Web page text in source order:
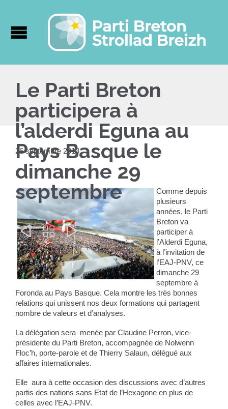
Le Parti Breton
participera à
l’alderdi Eguna au
Pays Basque le
dimanche 29
septembre
  
26 septembre 2013
Comme depuis
plusieurs
années, le Parti
Breton va
participer à
l’Alderdi Eguna,
à l’invitation de
l’EAJ-PNV, ce
dimanche 29
septembre à
Foronda au Pays Basque. Cela montre les très bonnes
relations qui unissent nos deux formations qui partagent
nombre de valeurs et d’analyses.
La délégation sera menée par Claudine Perron, vice-
présidente du Parti Breton, accompagnée de Nolwenn
Floc’h, porte-parole et de Thierry Salaun, délégué aux
affaires internationales.
Elle aura à cette occasion des discussions avec d’autres
partis des nations sans Etat de l’Hexagone en plus de
celles avec l’EAJ-PNV.